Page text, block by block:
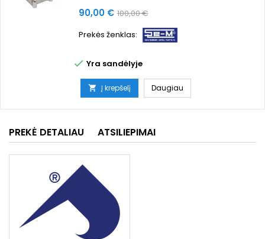
Kaina
90,00 € Bazinė
100,00 €
Prekės ženklas:
 Yra sandėlyje
 Į krepšelį Daugiau
PREKĖ DETALIAU ATSILIEPIMAI